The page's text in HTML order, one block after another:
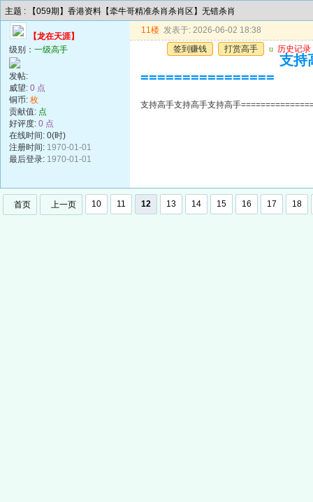
主题 : 【059期】香港资料【牵牛哥精准杀肖杀肖区】无错杀肖
【龙在天涯】
级别： 一级高手
发帖:
威望: 0 点
铜币: 枚
贡献值: 点
好评度: 0 点
在线时间: 0(时)
注册时间: 1970-01-01
最后登录: 1970-01-01
11楼 发表于: 2026-06-02 18:38
签到赚钱
打赏高手 u 历史记录
支持
================
支持高手支持高手支持高手
首页 上一页 10 11 12 13 14 15 16 17 18